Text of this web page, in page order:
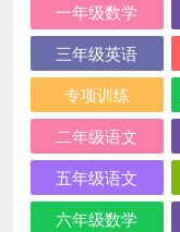
一年级数学
三年级英语
专项训练
二年级语文
五年级语文
六年级数学